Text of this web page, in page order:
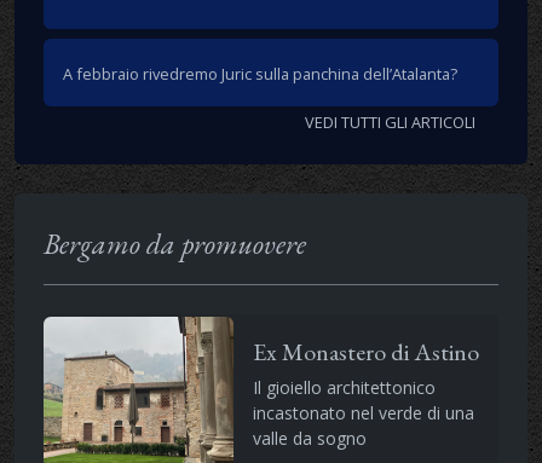
A febbraio rivedremo Juric sulla panchina dell’Atalanta?
VEDI TUTTI GLI ARTICOLI
Bergamo da promuovere
Ex Monastero di Astino
Il gioiello architettonico
incastonato nel verde di una
valle da sogno